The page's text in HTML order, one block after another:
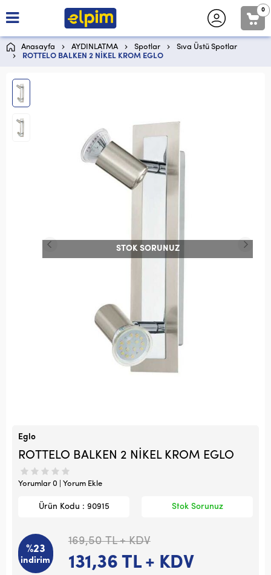
0
Anasayfa AYDINLATMA Spotlar
Sıva Üstü Spotlar
ROTTELO BALKEN 2 NİKEL KROM EGLO
STOK SORUNUZ
Eglo
ROTTELO BALKEN 2 NİKEL KROM EGLO
Yorumlar 0 | Yorum Ekle
Ürün Kodu : 90915 Stok Sorunuz
%23
indirim
169,50TL + KDV
131,36TL + KDV